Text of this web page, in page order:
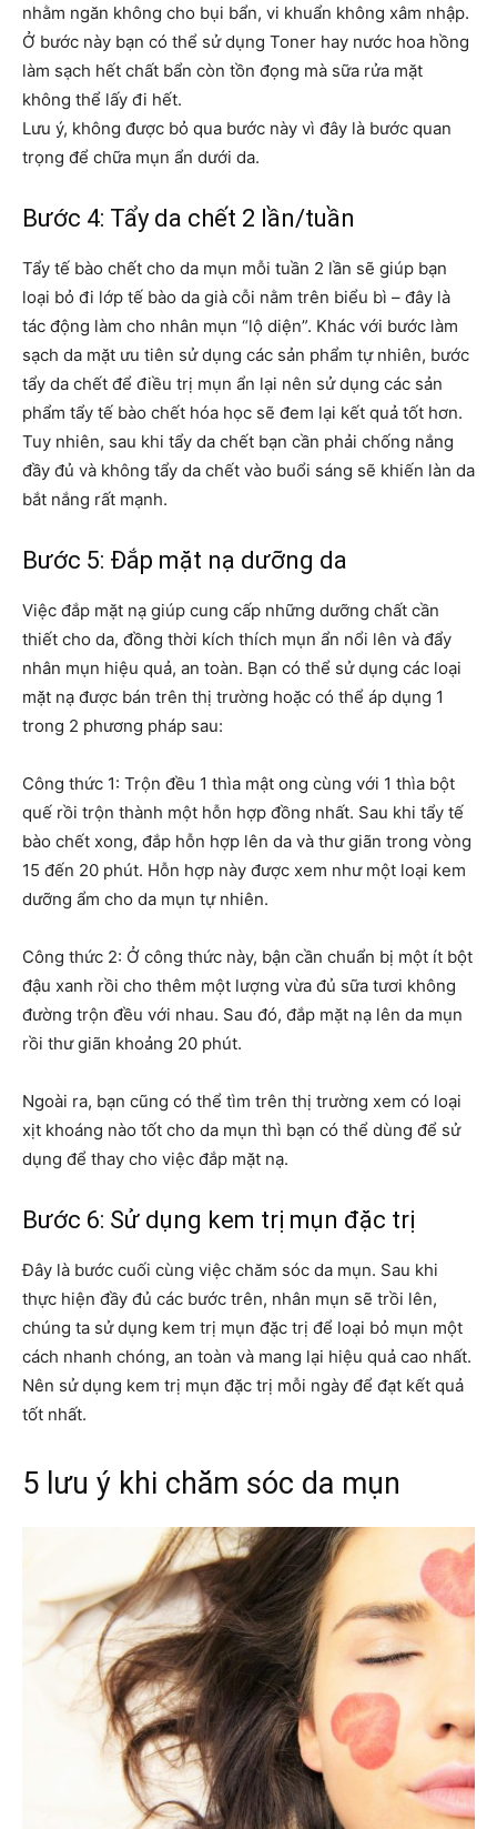
nhằm ngăn không cho bụi bẩn, vi khuẩn không xâm nhập.
Ở bước này bạn có thể sử dụng Toner hay nước hoa hồng
làm sạch hết chất bẩn còn tồn đọng mà sữa rửa mặt
không thể lấy đi hết.
Lưu ý, không được bỏ qua bước này vì đây là bước quan
trọng để chữa mụn ẩn dưới da.
Bước 4: Tẩy da chết 2 lần/tuần
Tẩy tế bào chết cho da mụn mỗi tuần 2 lần sẽ giúp bạn
loại bỏ đi lớp tế bào da già cỗi nằm trên biểu bì – đây là
tác động làm cho nhân mụn “lộ diện”. Khác với bước làm
sạch da mặt ưu tiên sử dụng các sản phẩm tự nhiên, bước
tẩy da chết để điều trị mụn ẩn lại nên sử dụng các sản
phẩm tẩy tế bào chết hóa học sẽ đem lại kết quả tốt hơn.
Tuy nhiên, sau khi tẩy da chết bạn cần phải chống nắng
đầy đủ và không tẩy da chết vào buổi sáng sẽ khiến làn da
bắt nắng rất mạnh.
Bước 5: Đắp mặt nạ dưỡng da
Việc đắp mặt nạ giúp cung cấp những dưỡng chất cần
thiết cho da, đồng thời kích thích mụn ẩn nổi lên và đẩy
nhân mụn hiệu quả, an toàn. Bạn có thể sử dụng các loại
mặt nạ được bán trên thị trường hoặc có thể áp dụng 1
trong 2 phương pháp sau:
Công thức 1: Trộn đều 1 thìa mật ong cùng với 1 thìa bột
quế rồi trộn thành một hỗn hợp đồng nhất. Sau khi tẩy tế
bào chết xong, đắp hỗn hợp lên da và thư giãn trong vòng
15 đến 20 phút. Hỗn hợp này được xem như một loại kem
dưỡng ẩm cho da mụn tự nhiên.
Công thức 2: Ở công thức này, bận cần chuẩn bị một ít bột
đậu xanh rồi cho thêm một lượng vừa đủ sữa tươi không
đường trộn đều với nhau. Sau đó, đắp mặt nạ lên da mụn
rồi thư giãn khoảng 20 phút.
Ngoài ra, bạn cũng có thể tìm trên thị trường xem có loại
xịt khoáng nào tốt cho da mụn thì bạn có thể dùng để sử
dụng để thay cho việc đắp mặt nạ.
Bước 6: Sử dụng kem trị mụn đặc trị
Đây là bước cuối cùng việc chăm sóc da mụn. Sau khi
thực hiện đầy đủ các bước trên, nhân mụn sẽ trồi lên,
chúng ta sử dụng kem trị mụn đặc trị để loại bỏ mụn một
cách nhanh chóng, an toàn và mang lại hiệu quả cao nhất.
Nên sử dụng kem trị mụn đặc trị mỗi ngày để đạt kết quả
tốt nhất.
5 lưu ý khi chăm sóc da mụn